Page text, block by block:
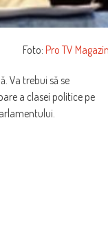
Foto:Pro TV
Va trebui să se
a clasei politice pe